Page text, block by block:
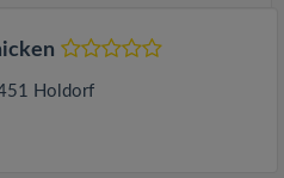
Holdorf